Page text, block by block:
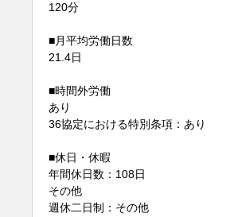
120分
■月平均労働日数
21.4日
■時間外労働
あり
36協定における特別条項：あり
■休日・休暇
年間休日数：108日
その他
週休二日制：その他